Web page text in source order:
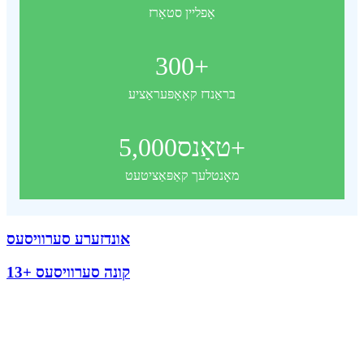
אָפליין סטאָרז
300+
בראַנדז קאָאָפּעראַציע
5,000 טאָנס+
מאָנטלעך קאַפּאַציטעט
אונדזערע סערוויסעס
13+ קונה סערוויסעס